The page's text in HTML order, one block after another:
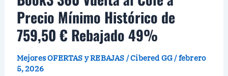
Precio Mínimo Histórico de
759,50 € Rebajado 49%
Mejores OFERTAS y REBAJAS /Cibered GG /febrero
5, 2026